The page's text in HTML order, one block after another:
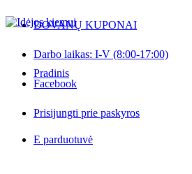
DOVANŲ KUPONAI
Darbo laikas: I-V (8:00-17:00)
Facebook
Prisijungti prie paskyros
Pradinis
E parduotuvė